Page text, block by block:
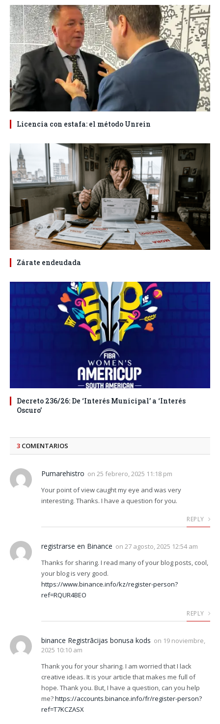
Licencia con estafa: el método Unrein
Zárate endeudada
Decreto 236/26: De ‘Interés Municipal’ a ‘Interés
Oscuro’
3 COMENTARIOS
Pumarehistro on 25 febrero, 2025 11:18 pm
Your point of view caught my eye and was very
interesting. Thanks. I have a question for you.
REPLY
registrarse en Binance on 27 agosto, 2025 12:54 am
Thanks for sharing. I read many of your blog posts, cool,
your blog is very good.
https://www.binance.info/kz/register-person?
ref=RQUR4BEO
REPLY
binance Registrācijas bonusa kods on 19 noviembre,
2025 10:10 am
Thank you for your sharing. I am worried that I lack
creative ideas. It is your article that makes me full of
hope. Thank you. But, I have a question, can you help
me?https://accounts.binance.info/fr/register-person?
ref=T7KCZASX